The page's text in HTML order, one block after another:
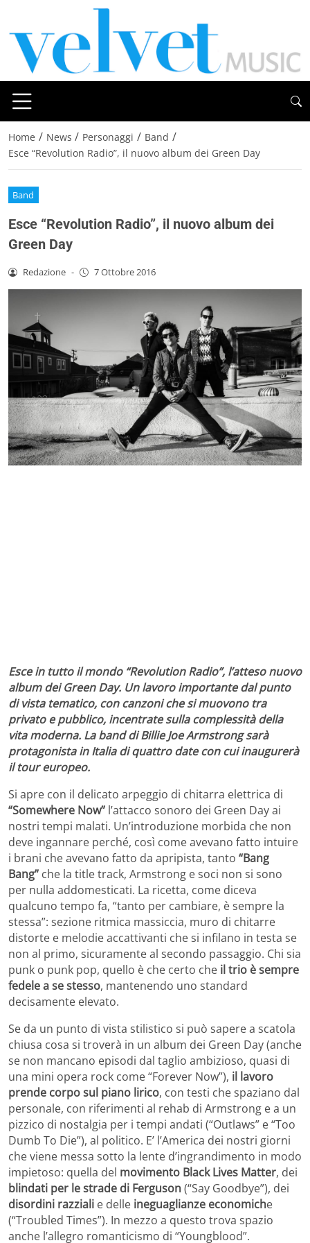
Home / News / Personaggi / Band /
Esce “Revolution Radio”, il nuovo album dei Green Day
Band
Esce “Revolution Radio”, il nuovo album dei
Green Day
Redazione - 7 Ottobre 2016
Esce in tutto il mondo “Revolution Radio”, l’atteso nuovo
album dei Green Day. Un lavoro importante dal punto
di vista tematico, con canzoni che si muovono tra
privato e pubblico, incentrate sulla complessità della
vita moderna. La band di Billie Joe Armstrong sarà
protagonista in Italia di quattro date con cui inaugurerà
il tour europeo.
Si apre con il delicato arpeggio di chitarra elettrica di
“Somewhere Now” l’attacco sonoro dei Green Day ai
nostri tempi malati. Un’introduzione morbida che non
deve ingannare perché, così come avevano fatto intuire
i brani che avevano fatto da apripista, tanto “Bang
Bang” che la title track, Armstrong e soci non si sono
per nulla addomesticati. La ricetta, come diceva
qualcuno tempo fa, “tanto per cambiare, è sempre la
stessa”: sezione ritmica massiccia, muro di chitarre
distorte e melodie accattivanti che si infilano in testa se
non al primo, sicuramente al secondo passaggio. Chi sia
punk o punk pop, quello è che certo che il trio è sempre
fedele a se stesso, mantenendo uno standard
decisamente elevato.
Se da un punto di vista stilistico si può sapere a scatola
chiusa cosa si troverà in un album dei Green Day (anche
se non mancano episodi dal taglio ambizioso, quasi di
una mini opera rock come “Forever Now”), il lavoro
prende corpo sul piano lirico, con testi che spaziano dal
personale, con riferimenti al rehab di Armstrong e a un
pizzico di nostalgia per i tempi andati (“Outlaws” e “Too
Dumb To Die”), al politico. E’ l’America dei nostri giorni
che viene messa sotto la lente d’ingrandimento in modo
impietoso: quella del movimento Black Lives Matter, dei
blindati per le strade di Ferguson(“Say Goodbye”), dei
disordini razziali e delle ineguaglianze economiche
(“Troubled Times”). In mezzo a questo trova spazio
anche l’allegro romanticismo di “Youngblood”.